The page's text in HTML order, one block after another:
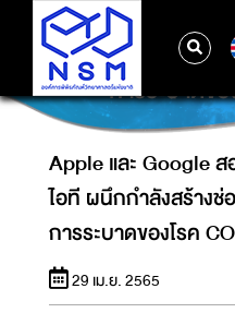
APPLE และ
ไอที ผนึกกำลังสร้าง
การระบาดข
Apple และ Google
ไอที ผนึกกำลังสร้างช่
การระบาดของโรค
29 เม.ย. 2565